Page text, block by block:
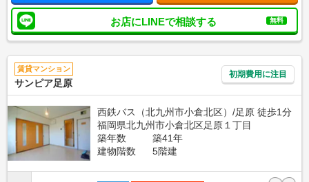
お店にLINEで相談する 無料
賃貸マンション
サンピア足原
初期費用に注目
西鉄バス（北九州市小倉北区）/足原 徒歩1分
福岡県北九州市小倉北区足原１丁目
築年数
築41年
建物階数
5階建